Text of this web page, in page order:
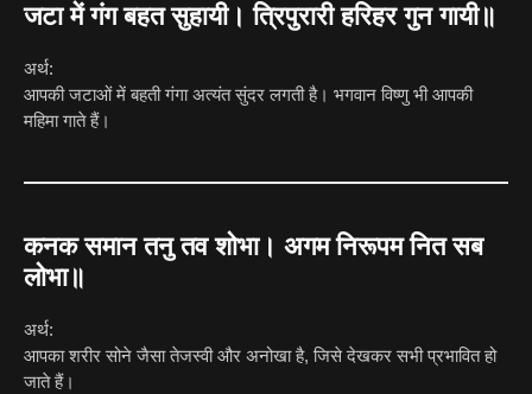
जटा में गंग बहत सुहायी। त्रिपुरारी हरिहर गुन गायी॥
अर्थ:
आपकी जटाओं में बहती गंगा अत्यंत सुंदर लगती है। भगवान विष्णु भी आपकी
महिमा गाते हैं।
कनक समान तनु तव शोभा। अगम निरूपम नित सब
लोभा॥
अर्थ:
आपका शरीर सोने जैसा तेजस्वी और अनोखा है, जिसे देखकर सभी प्रभावित हो
जाते हैं।